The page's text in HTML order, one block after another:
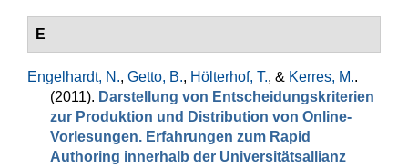
E
Engelhardt, N., Getto, B., Hölterhof, T., & Kerres, M..
(2011). Darstellung von Entscheidungskriterien
zur Produktion und Distribution von Online-
Vorlesungen. Erfahrungen zum Rapid
Authoring innerhalb der Universitätsallianz